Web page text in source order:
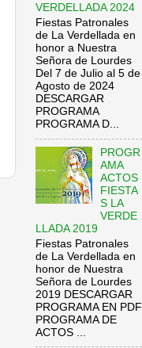
VERDELLADA 2024
Fiestas Patronales
de La Verdellada en
honor a Nuestra
Señora de Lourdes
Del 7 de Julio al 5 de
Agosto de 2024
DESCARGAR
PROGRAMA
PROGRAMA D...
PROGR
AMA
ACTOS
FIESTA
S LA
VERDE
LLADA 2019
Fiestas Patronales
de La Verdellada en
honor de Nuestra
Señora de Lourdes
2019 DESCARGAR
PROGRAMA EN PDF
PROGRAMA DE
ACTOS ...